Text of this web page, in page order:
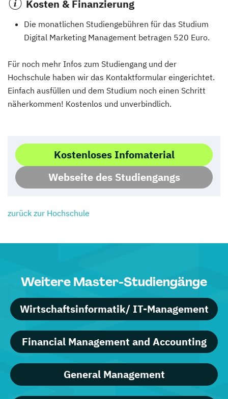
Kosten & Finanzierung
Die monatlichen Studiengebühren für das Studium
Digital Marketing Management betragen 520 Euro.
Für noch mehr Infos zum Studiengang und der
Hochschule haben wir das Kontaktformular eingerichtet.
Einfach ausfüllen und dem Studium noch einen Schritt
näherkommen! Kostenlos und unverbindlich.
Kostenloses Infomaterial
Webseite des Studiengangs
zurück zur Hochschule
Weitere Master-Studiengänge
Wirtschaftsinformatik/ IT-Management
Financial Management and Accounting
General Management